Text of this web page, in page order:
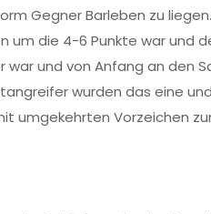
Gegner Barleben zu
um die 4-6 Punkte war und
war und von Anfang an den
wurden das eine
umgekehrten Vorzeichen